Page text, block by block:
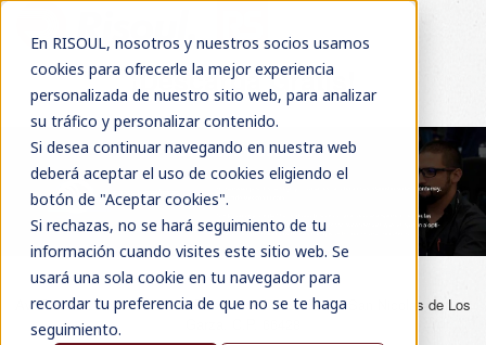
En RISOUL, nosotros y nuestros socios usamos
cookies para ofrecerle la mejor experiencia
personalizada de nuestro sitio web, para analizar
su tráfico y personalizar contenido.
Si desea continuar navegando en nuestra web
deberá aceptar el uso de cookies eligiendo el
botón de "Aceptar cookies".
Si rechazas, no se hará seguimiento de tu
información cuando visites este sitio web. Se
usará una sola cookie en tu navegador para
recordar tu preferencia de que no se te haga
seguimiento.
¡Descarga Gratis!
Av. Sendero Divisorio, #400 Residencial Casa Bella, San Nicolas de Los